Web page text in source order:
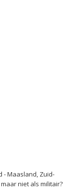
- Maasland, Zuid-
niet als militair?